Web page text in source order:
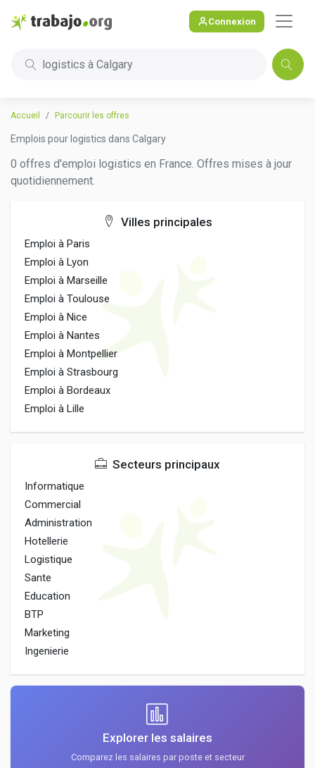
Connexion
logistics à Calgary
Accueil Parcourir les offres
Emplois pour logistics dans Calgary
0 offres d'emploi logistics en France. Offres mises à jour
quotidiennement.
Villes principales
Emploi à Paris
Emploi à Lyon
Emploi à Marseille
Emploi à Toulouse
Emploi à Nice
Emploi à Nantes
Emploi à Montpellier
Emploi à Strasbourg
Emploi à Bordeaux
Emploi à Lille
Secteurs principaux
Informatique
Commercial
Administration
Hotellerie
Logistique
Sante
Education
BTP
Marketing
Ingenierie
Explorer les salaires
Comparez les salaires par poste et secteur